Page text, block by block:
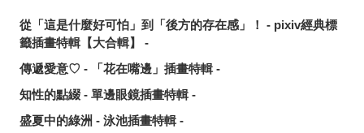
從「這是什麼好可怕」到「後方的存在感」！ - pixiv經典標
籤插畫特輯【大合輯】 -
傳遞愛意♡ - 「花在嘴邊」插畫特輯 -
知性的點綴 - 單邊眼鏡插畫特輯 -
盛夏中的綠洲 - 泳池插畫特輯 -